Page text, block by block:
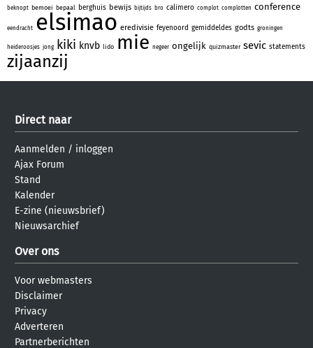
beknopt bemoei bepaal berghuis bewijs bijtijds bro calimero complot complotten conference
eendracht elsimao eredivisie feyenoord gemiddeldes godts groningen
heideroosjes jong kiki knvb lido mie negeer ongelijk quizmaster sevic statements
zijaanzij
Direct naar
Aanmelden / inloggen
Ajax Forum
Stand
Kalender
E-zine (nieuwsbrief)
Nieuwsarchief
Over ons
Voor webmasters
Disclaimer
Privacy
Adverteren
Partnerberichten